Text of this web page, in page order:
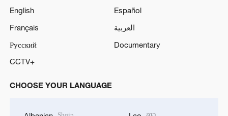
English
Español
Français
العربية
Русский
Documentary
CCTV+
CHOOSE YOUR LANGUAGE